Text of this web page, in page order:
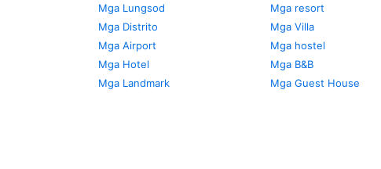
Mga Lungsod
Mga Distrito
Mga Airport
Mga Hotel
Mga Landmark
Mga resort
Mga Villa
Mga hostel
Mga B&B
Mga Guest House